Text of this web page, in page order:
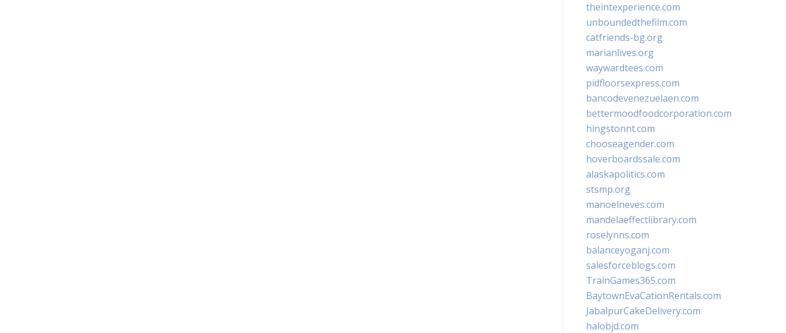
theintexperience.com
unboundedthefilm.com
catfriends-bg.org
marianlives.org
waywardtees.com
pidfloorsexpress.com
bancodevenezuelaen.com
bettermoodfoodcorporation.com
hingstonnt.com
chooseagender.com
hoverboardssale.com
alaskapolitics.com
stsmp.org
manoelneves.com
mandelaeffectlibrary.com
roselynns.com
balanceyoganj.com
salesforceblogs.com
TrainGames365.com
BaytownEvaCationRentals.com
JabalpurCakeDelivery.com
halobjd.com